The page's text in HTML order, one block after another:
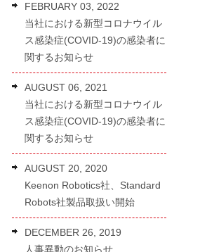
FEBRUARY 03, 2022
当社における新型コロナウイル
ス感染症(COVID-19)の感染者に
関するお知らせ
AUGUST 06, 2021
当社における新型コロナウイル
ス感染症(COVID-19)の感染者に
関するお知らせ
AUGUST 20, 2020
Keenon Robotics社、Standard
Robots社製品取扱い開始
DECEMBER 26, 2019
人事異動のお知らせ